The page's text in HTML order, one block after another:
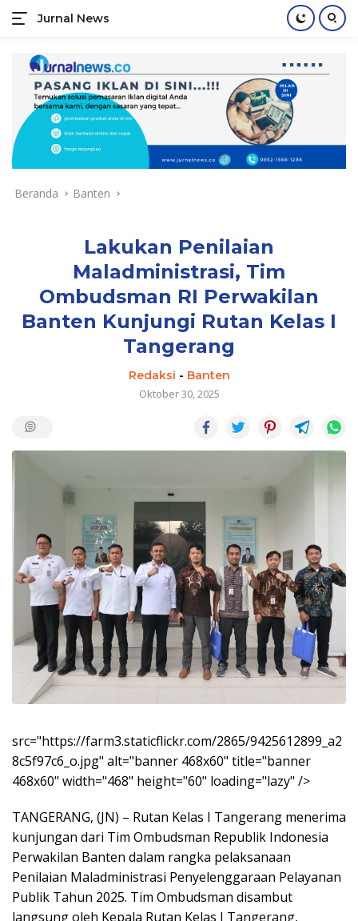
konten
Jurnal News
Jendela
Rakyat
Beranda Banten
Lakukan Penilaian
Maladministrasi, Tim
Ombudsman RI Perwakilan
Banten Kunjungi Rutan Kelas I
Tangerang
Redaksi - Banten
Oktober 30, 2025
src="https://farm3.staticflickr.com/2865/9425612899_a2
8c5f97c6_o.jpg" alt="banner 468x60" title="banner
468x60" width="468" height="60" loading="lazy" />
TANGERANG, (JN) – Rutan Kelas I Tangerang menerima
kunjungan dari Tim Ombudsman Republik Indonesia
Perwakilan Banten dalam rangka pelaksanaan
Penilaian Maladministrasi Penyelenggaraan Pelayanan
Publik Tahun 2025. Tim Ombudsman disambut
langsung oleh Kepala Rutan Kelas I Tangerang,